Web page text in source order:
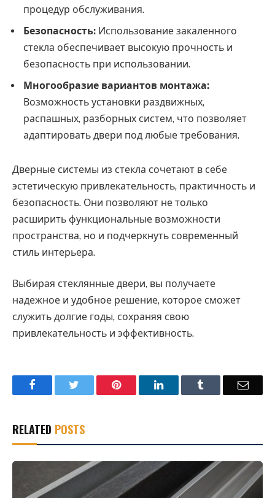
процедур обслуживания.
Безопасность: Использование закаленного
стекла обеспечивает высокую прочность и
безопасность при использовании.
Многообразие вариантов монтажа:
Возможность установки раздвижных,
распашных, разборных систем, что позволяет
адаптировать двери под любые требования.
Дверные системы из стекла сочетают в себе
эстетическую привлекательность, практичность и
безопасность. Они позволяют не только
расширить функциональные возможности
пространства, но и подчеркнуть современный
стиль интерьера.
Выбирая стеклянные двери, вы получаете
надежное и удобное решение, которое сможет
служить долгие годы, сохраняя свою
привлекательность и эффективность.
Facebook Pinterest LinkedIn Email
RELATED POSTS